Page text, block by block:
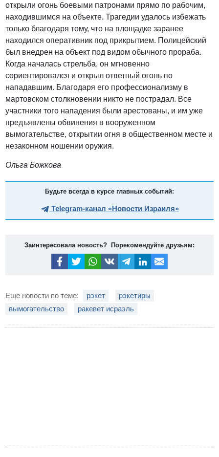
открыли огонь боевыми патронами прямо по рабочим,
находившимся на объекте. Трагедии удалось избежать
только благодаря тому, что на площадке заранее
находился оперативник под прикрытием. Полицейский
был внедрен на объект под видом обычного прораба.
Когда началась стрельба, он мгновенно
сориентировался и открыл ответный огонь по
нападавшим. Благодаря его профессионализму в
мартовском столкновении никто не пострадал. Все
участники того нападения были арестованы, и им уже
предъявлены обвинения в вооруженном
вымогательстве, открытии огня в общественном месте и
незаконном ношении оружия.
Ольга Божкова
Будьте всегда в курсе главных событий:
Telegram-канал «Новости Израиля»
Заинтересовала новость? Порекомендуйте друзьям:
Еще новости по теме: рэкет
рэкетиры
вымогательство
ракевет исраэль